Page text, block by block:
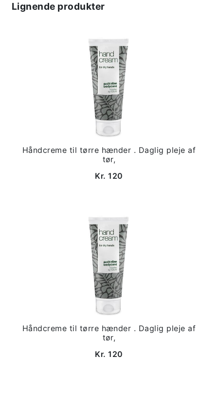
Lignende produkter
Håndcreme til tørre hænder . Daglig pleje af
tør,
Kr. 120
Håndcreme til tørre hænder . Daglig pleje af
tør,
Kr. 120